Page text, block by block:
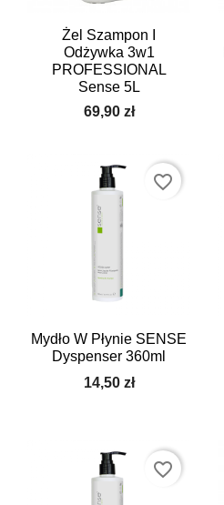
Żel Szampon I
Odżywka 3w1
PROFESSIONAL
Sense 5L
69,90 zł
Mydło W Płynie SENSE
Dyspenser 360ml
14,50 zł
favorite_border
favorite_border